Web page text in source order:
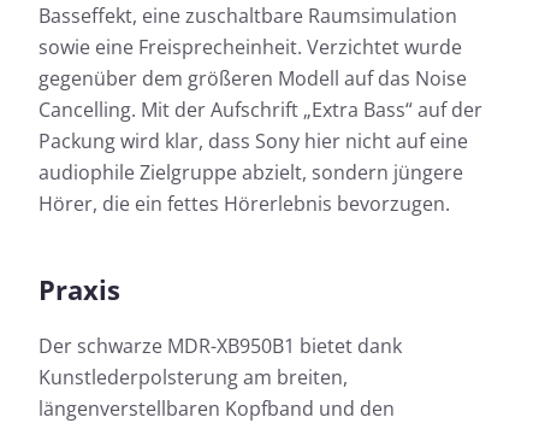
Basseffekt, eine zuschaltbare Raumsimulation
sowie eine Freisprecheinheit. Verzichtet wurde
gegenüber dem größeren Modell auf das Noise
Cancelling. Mit der Aufschrift „Extra Bass“ auf der
Packung wird klar, dass Sony hier nicht auf eine
audiophile Zielgruppe abzielt, sondern jüngere
Hörer, die ein fettes Hörerlebnis bevorzugen.
Praxis
Der schwarze MDR-XB950B1 bietet dank
Kunstlederpolsterung am breiten,
längenverstellbaren Kopfband und den